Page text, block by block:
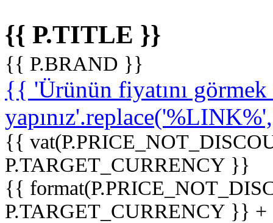
{{ P.TITLE }}
{{ P.BRAND }}
{{ 'Ürünün fiyatını
{{
P.TARGET_CURRENCY }}
{{
P.TARGET_CURRENCY }}